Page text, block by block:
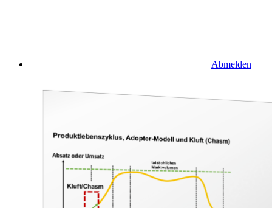
Abmelden